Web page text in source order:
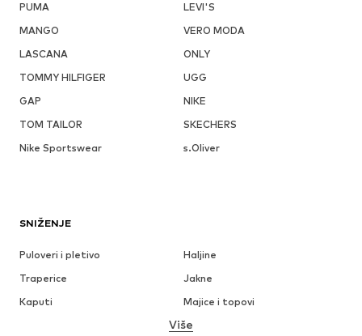
PUMA
LEVI'S
MANGO
VERO MODA
LASCANA
ONLY
TOMMY HILFIGER
UGG
GAP
NIKE
TOM TAILOR
SKECHERS
Nike Sportswear
s.Oliver
SNIŽENJE
Puloveri i pletivo
Haljine
Traperice
Jakne
Kaputi
Majice i topovi
Donje rublje
Više